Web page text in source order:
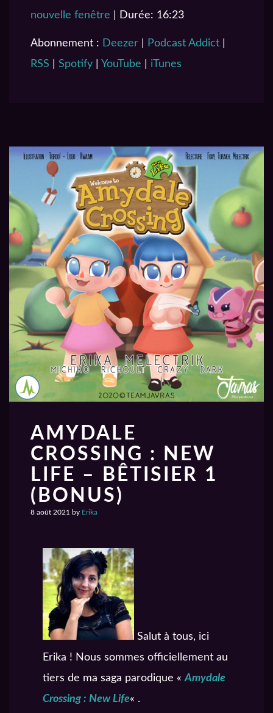
YouTube iTunes
RSS FEED
nouvelle fenêtre
Durée: 16:23
Abonnement : Deezer Podcast Addict
RSS
Spotify YouTube iTunes
AMYDALE
CROSSING : NEW
LIFE – BÊTISIER 1
(BONUS)
8 août 2021 by Erika
Salut à tous, ici
Erika ! Nous sommes officiellement au
tiers de ma saga parodique «Amydale
Crossing : New Life« .